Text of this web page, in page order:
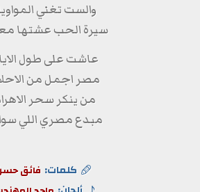
والست تغني
سيرة الحب عشتها
عاشت على طول
مصر اجمل من
من ينكر سحر
مبدع مصري اللي
كلمات: فائق